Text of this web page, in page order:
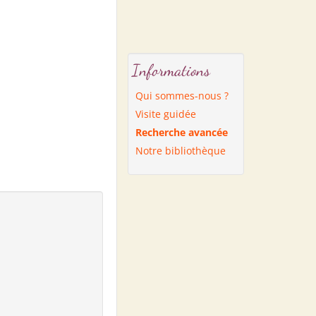
Informations
Qui sommes-nous ?
Visite guidée
Recherche avancée
Notre bibliothèque